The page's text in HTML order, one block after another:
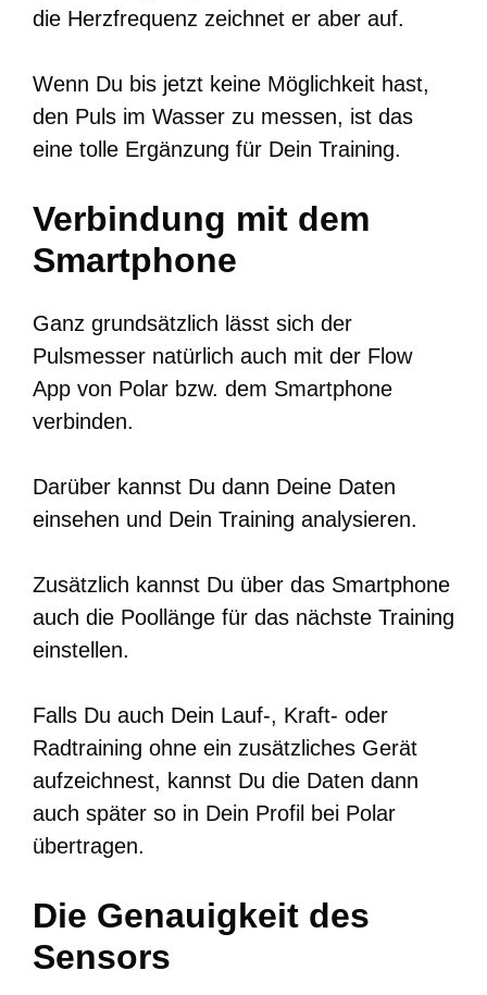
die Herzfrequenz zeichnet er aber auf.
Wenn Du bis jetzt keine Möglichkeit hast,
den Puls im Wasser zu messen, ist das
eine tolle Ergänzung für Dein Training.
Verbindung mit dem
Smartphone
Ganz grundsätzlich lässt sich der
Pulsmesser natürlich auch mit der Flow
App von Polar bzw. dem Smartphone
verbinden.
Darüber kannst Du dann Deine Daten
einsehen und Dein Training analysieren.
Zusätzlich kannst Du über das Smartphone
auch die Poollänge für das nächste Training
einstellen.
Falls Du auch Dein Lauf-, Kraft- oder
Radtraining ohne ein zusätzliches Gerät
aufzeichnest, kannst Du die Daten dann
auch später so in Dein Profil bei Polar
übertragen.
Die Genauigkeit des
Sensors